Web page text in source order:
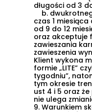
długości od 3
b.
czas 1
od 9 do 12
oraz akceptuje
zawieszania
zawieszenia
Klient wykona
formie „LITE”
tygodniu”,
tym okresie
ust 4 i 5 oraz że
nie ulega
9. Warunkiem